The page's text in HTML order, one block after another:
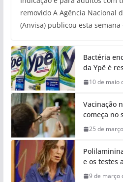
removido A Agência Nacional
(Anvisa) publicou esta semana
Bactéria
da Ypê é
10 de maio
Vacinação
começa no
25 de
e os testes
9 de março